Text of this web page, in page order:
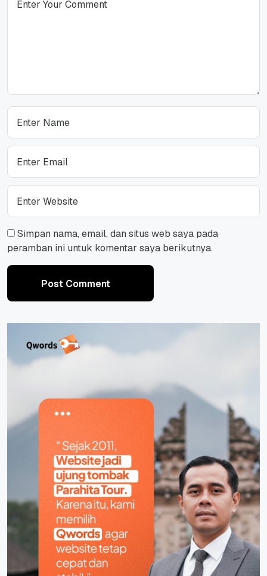
Simpan nama, email, dan situs web saya pada
peramban ini untuk komentar saya berikutnya.
Post Comment